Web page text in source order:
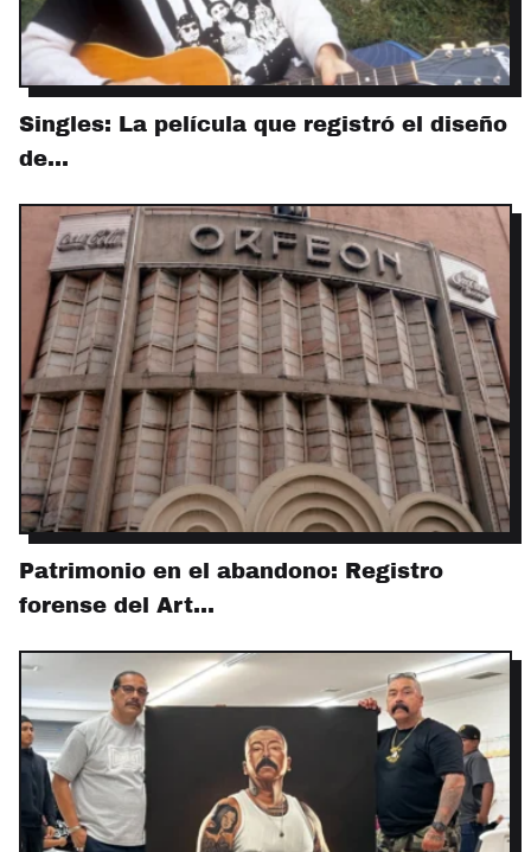
Singles: La película que registró el diseño
de…
Patrimonio en el abandono: Registro
forense del Art…